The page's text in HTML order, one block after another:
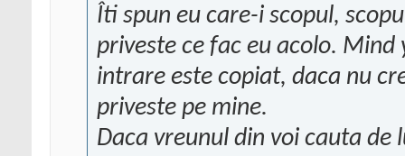
Îti spun eu care-i scopul,
priveste ce fac eu acolo.
intrare este copiat, daca nu
priveste pe mine.
Daca vreunul din voi cauta de